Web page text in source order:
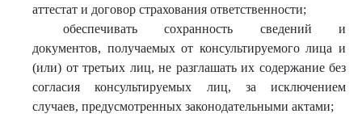
аттестат и договор страхования ответственности;
обеспечивать сохранность сведений и
документов, получаемых от консультируемого лица и
(или) от третьих лиц, не разглашать их содержание без
согласия консультируемых лиц, за исключением
случаев, предусмотренных законодательными актами;